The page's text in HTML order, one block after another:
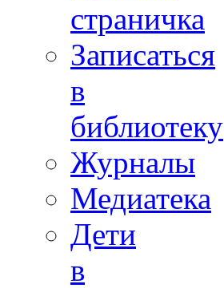
страничка
Записаться
в
библиотеку
Журналы
Медиатека
Дети
в